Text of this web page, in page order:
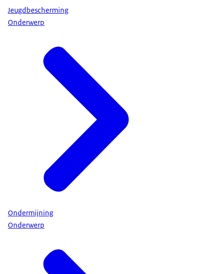
Jeugdbescherming
Onderwerp
Ondermijning
Onderwerp